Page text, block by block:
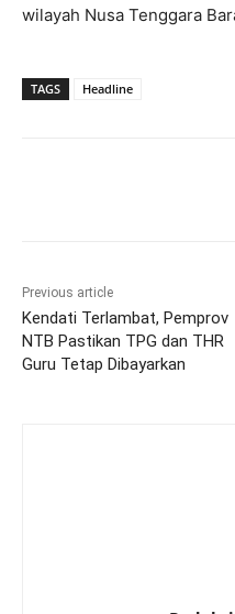
wilayah Nusa Tenggara
TAGS Headline
Previous article
Kendati Terlambat, Pemprov
NTB Pastikan TPG dan THR
Guru Tetap Dibayarkan